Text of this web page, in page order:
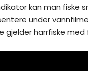
kan man fiske
under
gjelder harrfiske med